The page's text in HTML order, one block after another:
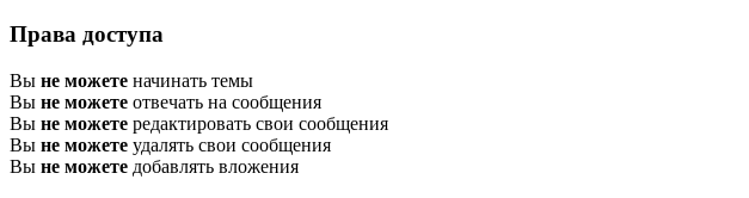
Права доступа
Вы не можете начинать темы
Вы не можете отвечать на сообщения
Вы не можете редактировать свои сообщения
Вы не можете удалять свои сообщения
Вы не можете добавлять вложения